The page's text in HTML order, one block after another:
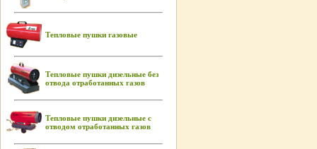
Тепловые пушки газовые
Тепловые пушки дизельные без
отвода отработанных газов
Тепловые пушки дизельные с
отводом отработанных газов